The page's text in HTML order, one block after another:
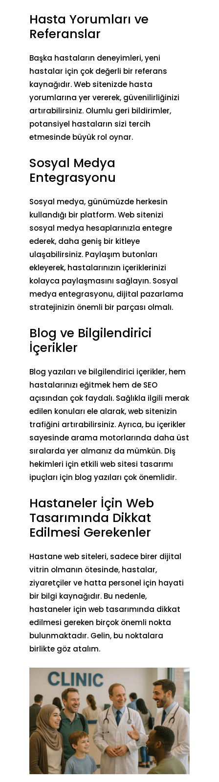
Hasta Yorumları ve
Referanslar
Başka hastaların deneyimleri, yeni
hastalar için çok değerli bir referans
kaynağıdır. Web sitenizde hasta
yorumlarına yer vererek, güvenilirliğinizi
artırabilirsiniz. Olumlu geri bildirimler,
potansiyel hastaların sizi tercih
etmesinde büyük rol oynar.
Sosyal Medya
Entegrasyonu
Sosyal medya, günümüzde herkesin
kullandığı bir platform. Web sitenizi
sosyal medya hesaplarınızla entegre
ederek, daha geniş bir kitleye
ulaşabilirsiniz. Paylaşım butonları
ekleyerek, hastalarınızın içeriklerinizi
kolayca paylaşmasını sağlayın. Sosyal
medya entegrasyonu, dijital pazarlama
stratejinizin önemli bir parçası olmalı.
Blog ve Bilgilendirici
İçerikler
Blog yazıları ve bilgilendirici içerikler, hem
hastalarınızı eğitmek hem de SEO
açısından çok faydalı. Sağlıkla ilgili merak
edilen konuları ele alarak, web sitenizin
trafiğini artırabilirsiniz. Ayrıca, bu içerikler
sayesinde arama motorlarında daha üst
sıralarda yer almanız da mümkün. Diş
hekimleri için etkili web sitesi tasarımı
ipuçları için blog yazıları çok önemlidir.
Hastaneler İçin Web
Tasarımında Dikkat
Edilmesi Gerekenler
Hastane web siteleri, sadece birer dijital
vitrin olmanın ötesinde, hastalar,
ziyaretçiler ve hatta personel için hayati
bir bilgi kaynağıdır. Bu nedenle,
hastaneler için web tasarımında dikkat
edilmesi gereken birçok önemli nokta
bulunmaktadır. Gelin, bu noktalara
birlikte göz atalım.